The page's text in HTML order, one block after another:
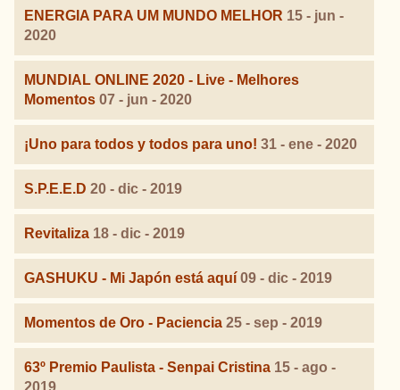
ENERGIA PARA UM MUNDO MELHOR 15 - jun -
2020
MUNDIAL ONLINE 2020 - Live - Melhores
Momentos 07 - jun - 2020
¡Uno para todos y todos para uno! 31 - ene - 2020
S.P.E.E.D 20 - dic - 2019
Revitaliza 18 - dic - 2019
GASHUKU - Mi Japón está aquí 09 - dic - 2019
Momentos de Oro - Paciencia 25 - sep - 2019
63º Premio Paulista - Senpai Cristina 15 - ago -